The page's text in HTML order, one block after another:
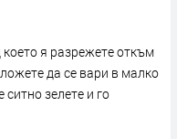
я разрежете откъм
да се вари в малко
зелете и го